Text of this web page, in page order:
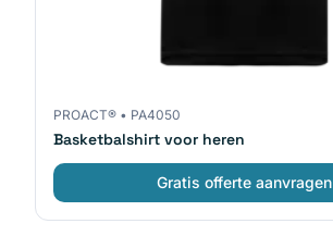
PROACT® • PA4050
Basketbalshirt voor heren
Gratis offerte aanvragen